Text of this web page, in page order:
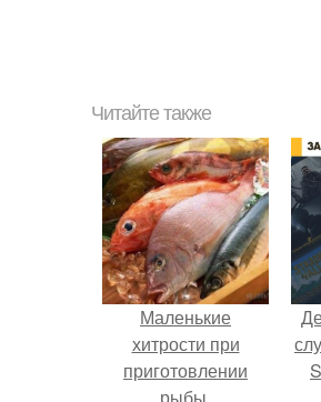
Читайте также
Маленькие
хитрости при
приготовлении